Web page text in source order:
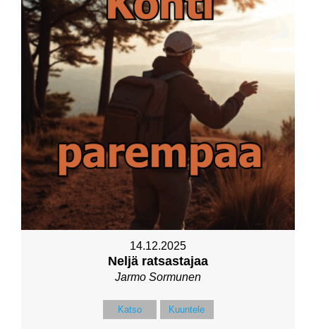
14.12.2025
Neljä ratsastajaa
Jarmo Sormunen
Katso Kuuntele